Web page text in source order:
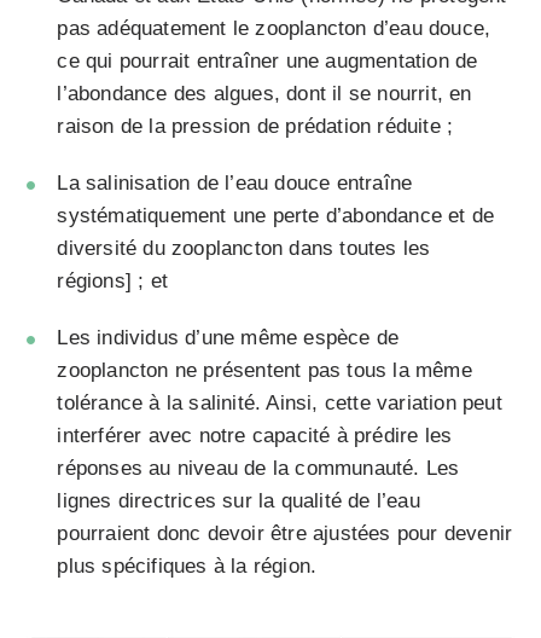
pas adéquatement le zooplancton d’eau douce,
ce qui pourrait entraîner uneaugmentation de
l’abondance des algues, dont il se nourrit, en
raison de la pression de prédation réduite ;
La salinisation de l’eau douce entraîne
systématiquement une perte d’abondance et de
diversité du zooplanctondans toutes les
régions] ; et
Les individus d’une même espèce de
zooplancton ne présentent pas tous la même
tolérance à la salinité. Ainsi, cette variation peut
interférer avec notre capacité à prédire les
réponses au niveau de la communauté. Les
lignes directrices sur la qualité de l’eau
pourraient donc devoir être ajustées pour devenir
plus spécifiques à la région.